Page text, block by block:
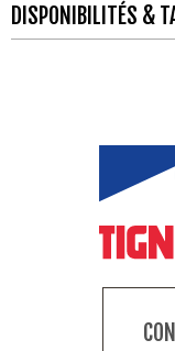
DISPONIBILITÉS &